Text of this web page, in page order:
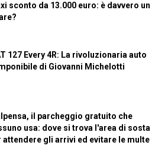
sconto da 13.000 euro: è davvero un
127 Every 4R: La rivoluzionaria auto
di Giovanni Michelotti
il parcheggio gratuito che
usa: dove si trova l'area di sosta
attendere gli arrivi ed evitare le multe